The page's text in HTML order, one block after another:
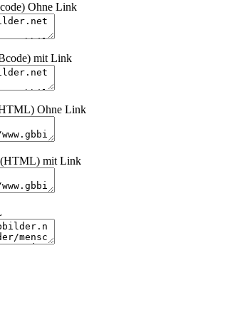
Ohne Link
mit Link
Ohne Link
(HTML) mit Link